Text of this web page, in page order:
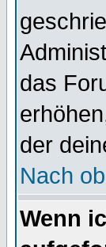
das
der
Nach
Wenn